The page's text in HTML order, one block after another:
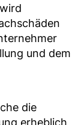
und dem
die
erheblich